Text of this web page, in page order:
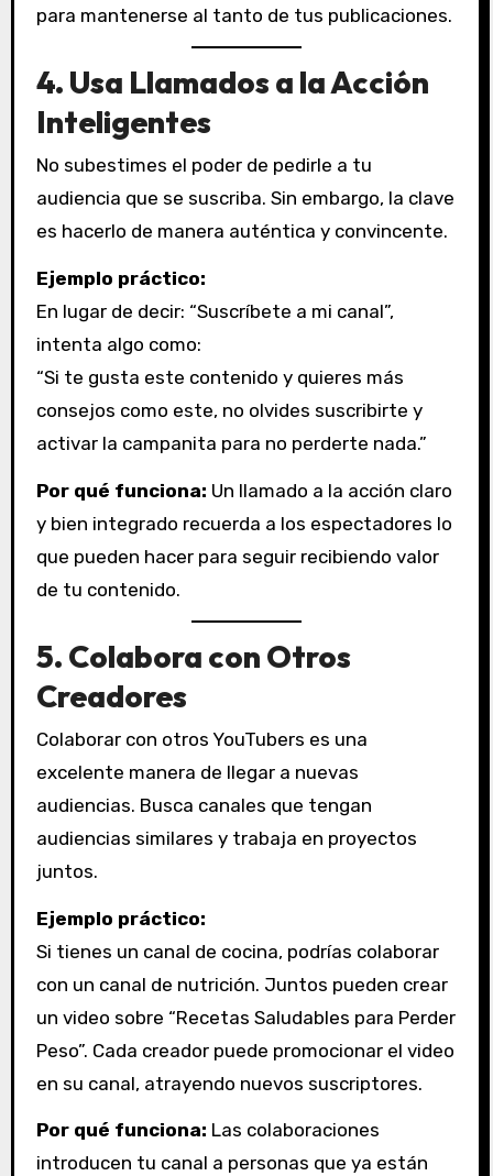
para mantenerse al tanto de tus publicaciones.
4. Usa Llamados a la Acción
Inteligentes
No subestimes el poder de pedirle a tu
audiencia que se suscriba. Sin embargo, la clave
es hacerlo de manera auténtica y convincente.
Ejemplo práctico:
En lugar de decir: “Suscríbete a mi canal”,
intenta algo como:
“Si te gusta este contenido y quieres más
consejos como este, no olvides suscribirte y
activar la campanita para no perderte nada.”
Por qué funciona: Un llamado a la acción claro
y bien integrado recuerda a los espectadores lo
que pueden hacer para seguir recibiendo valor
de tu contenido.
5. Colabora con Otros
Creadores
Colaborar con otros YouTubers es una
excelente manera de llegar a nuevas
audiencias. Busca canales que tengan
audiencias similares y trabaja en proyectos
juntos.
Ejemplo práctico:
Si tienes un canal de cocina, podrías colaborar
con un canal de nutrición. Juntos pueden crear
un video sobre “Recetas Saludables para Perder
Peso”. Cada creador puede promocionar el video
en su canal, atrayendo nuevos suscriptores.
Por qué funciona: Las colaboraciones
introducen tu canal a personas que ya están